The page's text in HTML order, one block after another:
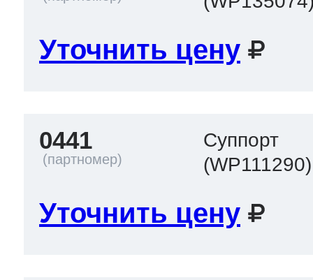
Уточнить цену
0441
Суппорт
(WP111290)
Уточнить цену